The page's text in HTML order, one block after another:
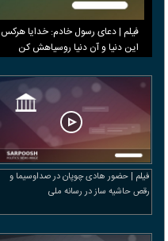
فیلم | دعای رسول خادم: خدایا
این دنیا و آن دنیا روسیاهش کن
فیلم | حضور هادی چوپان در صداوسیما و
رقص حاشیه ساز در رسانه ملی